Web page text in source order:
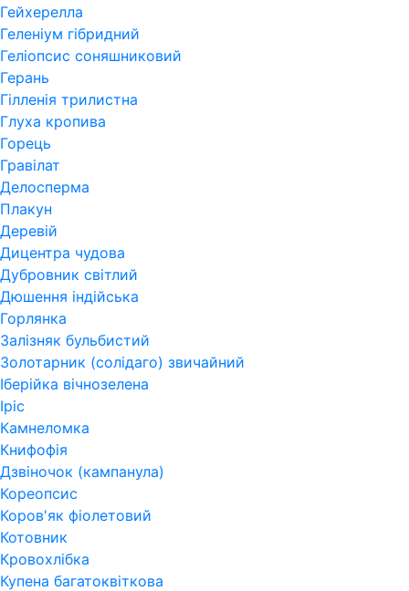
Гейхерелла
Геленіум гібридний
Геліопсис соняшниковий
Герань
Гiлленiя трилистна
Глуха кропива
Горець
Гравілат
Делосперма
Плакун
Деревій
Дицентра чудова
Дубровник світлий
Дюшення індійська
Горлянка
Залізняк бульбистий
Золотарник (солідаго) звичайний
Іберійка вічнозелена
Іріс
Камнеломка
Книфофія
Дзвіночок (кампанула)
Кореопсис
Коров'як фіолетовий
Котовник
Кровохлібка
Купена багатоквіткова